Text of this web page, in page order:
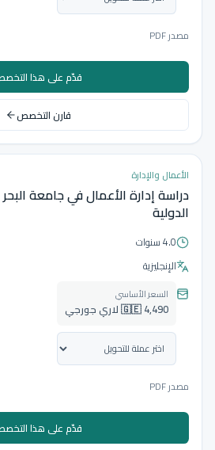
مصدر PDF
قدّم على هذا
قارن التخصص
الأعمال والإدارة
دراسة إدارة الأعمال في جامعة
الدولية
4.0 سنوات
الإنجليزية
السعر الأساسي
🇬🇪 4,490 لاري جورجي
مصدر PDF
قدّم على هذا